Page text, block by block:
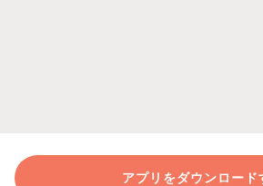
アプリをダウンロード